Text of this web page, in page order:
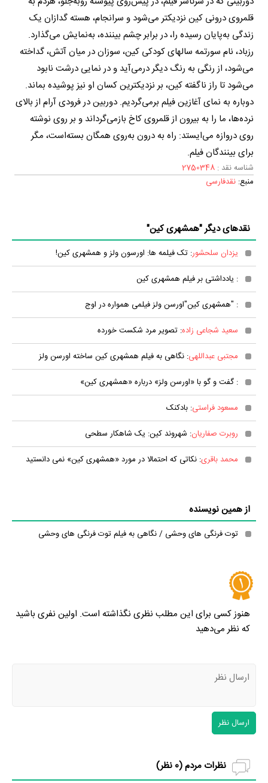
قلمروی درونی کین نزدیکتر می‌شود و سرانجام، هسته گدازان یک
زندگی به‌پایان رسیده را، در برابر چشم بیننده، به‌نمایش می‌گذارد.
رزباد، نام سورتمه سالهای کودکی کین، سوزان در میان آتش، گداخته
می‌شود، از رنگی به رنگ دیگر درمی‌آید و در نمایی درشت نابود
می‌شود تا راز ناگفته کین، بر نزدیکترین کسان او نیز پوشیده بماند.
دوباره به نمای آغازین فیلم برمی‌گردیم. دوربین در فرودی آرام از بالای
نرده‌ها، ما را به بیرون از قلمروی کاخ بازمی‌گرداند و بر روی نوشته
روی دروازه می‌ایستد: راه به درون به‌روی همگان بسته‌است، مگر
برای بینندگان فیلم.
شناسه نقد : 2750348
منبع:نقدفارسی
نقدهای دیگر "همشهری کین"
یزدان سلحشور: تک فیلمه ها: اورسون ولز و همشهری کین!
: یادداشتی بر فیلم همشهری کین
: "همشهری کین"اورسن ولز فیلمی همواره در اوج
سعید شجاعی زاده: تصوير مرد شكست خورده
مجتبی عبداللهی: نگاهی به فیلم همشهری كین ساخته اورسن ولز
: گفت و گو با «اورسن ولز» درباره «همشهری كین»
مسعود فراستی: بادکنک
روبرت صفاریان: شهروند کین: یک شاهکار سطحی
محمد باقری: نکاتی که احتمالا در مورد «همشهری کین» نمی دانستید
از همین نویسنده
توت فرنگی های وحشی / نگاهی به فیلم توت فرنگی های وحشی
هنوز کسی برای این مطلب نظری نگذاشته است. اولین نفری باشید
که نظر می‌دهید
ارسال نظر
نظرات مردم (0 نظر)